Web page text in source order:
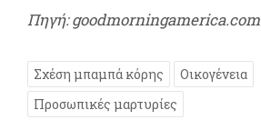
Πηγή: goodmorningamerica.com
Σχέση μπαμπά κόρης
Οικογένεια
Προσωπικές μαρτυρίες